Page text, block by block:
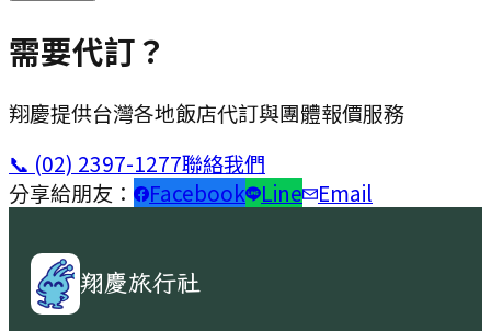
需要代訂？
翔慶提供台灣各地飯店代訂與團體報價服務
📞 (02) 2397-1277聯絡我們
分享給朋友：
Facebook Line Email
翔慶旅行社